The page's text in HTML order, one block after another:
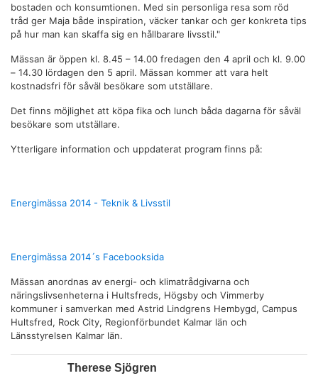
bostaden och konsumtionen. Med sin personliga resa som röd
tråd ger Maja både inspiration, väcker tankar och ger konkreta tips
på hur man kan skaffa sig en hållbarare livsstil."
Mässan är öppen kl. 8.45 – 14.00 fredagen den 4 april och kl. 9.00
– 14.30 lördagen den 5 april. Mässan kommer att vara helt
kostnadsfri för såväl besökare som utställare.
Det finns möjlighet att köpa fika och lunch båda dagarna för såväl
besökare som utställare.
Ytterligare information och uppdaterat program finns på:
Energimässa 2014 - Teknik & Livsstil
Energimässa 2014´s Facebooksida
Mässan anordnas av energi- och klimatrådgivarna och
näringslivsenheterna i Hultsfreds, Högsby och Vimmerby
kommuner i samverkan med Astrid Lindgrens Hembygd, Campus
Hultsfred, Rock City, Regionförbundet Kalmar län och
Länsstyrelsen Kalmar län.
Therese Sjögren